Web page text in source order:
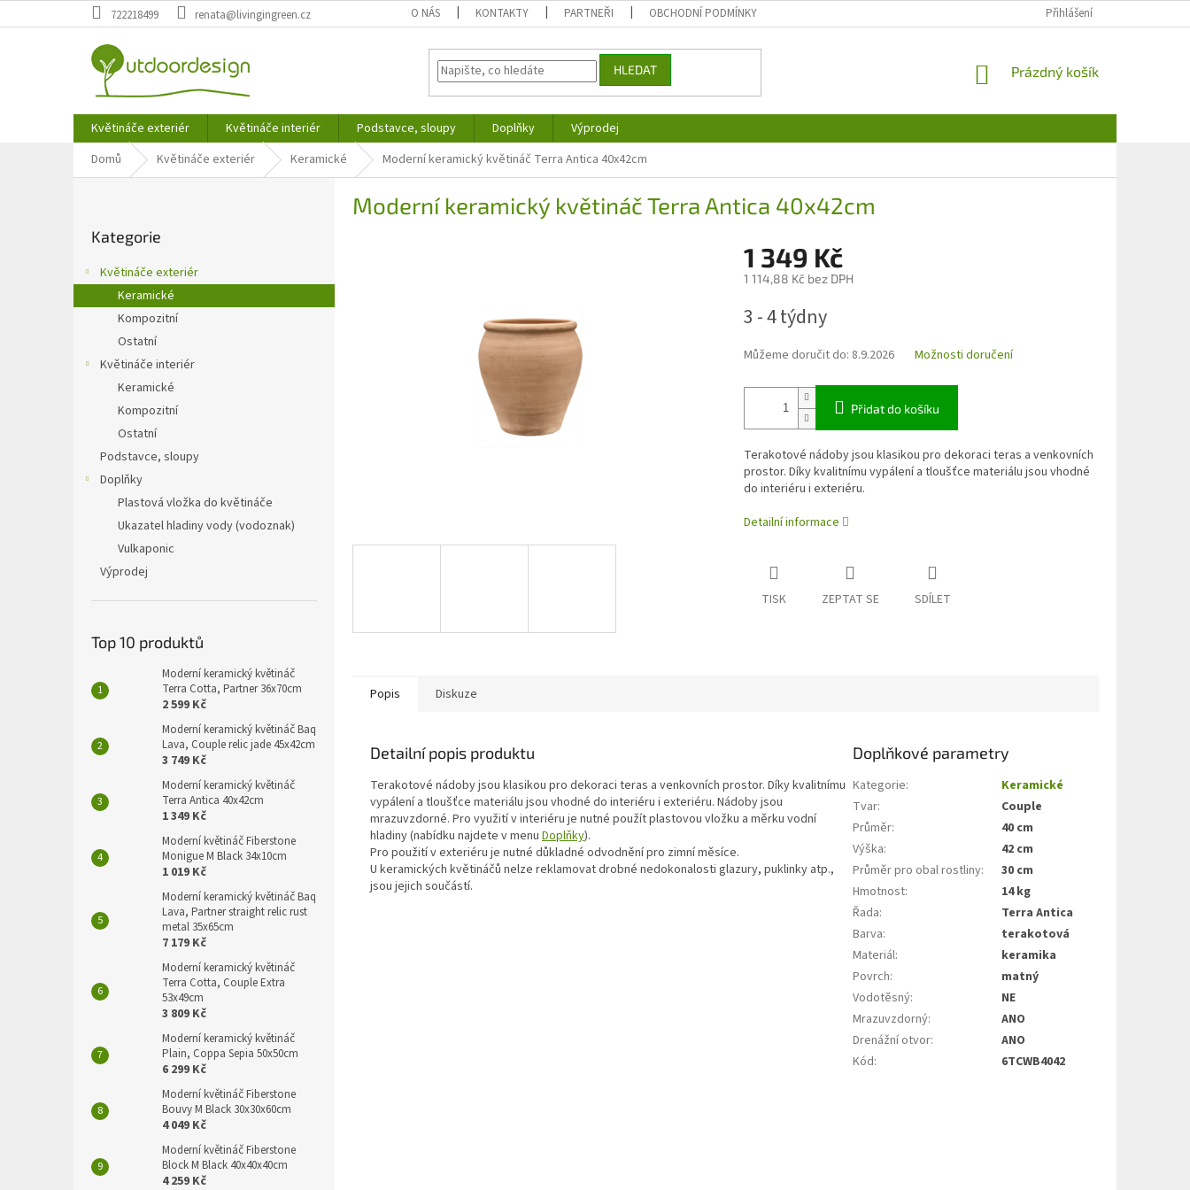
na
722218499 renata@livingingreen.cz O NÁS KONTAKTY PARTNEŘI OBCHODNÍ PODMÍNKY Přihlášení
HLEDAT
NÁKUPNÍ
Prázdný košík
Květináče exteriér Květináče interiér Podstavce, sloupy Doplňky
Výprodej
Domů
Květináče exteriér Keramické Moderní keramický květináč Terra Antica 40x42cm
a
n
kategorie
Kategorie
Květináče exteriér
Keramické
Kompozitní
Ostatní
Květináče interiér
Keramické
Kompozitní
Ostatní
Podstavce, sloupy
Doplňky
Plastová vložka do květináče
Ukazatel hladiny vody (vodoznak)
Vulkaponic
Výprodej
Top 10 produktů
Moderní keramický květináč
Terra Cotta, Partner 36x70cm
2 599 Kč
Moderní keramický květináč Baq
Lava, Couple relic jade 45x42cm
3 749 Kč
Moderní keramický květináč
Terra Antica 40x42cm
1 349 Kč
Moderní květináč Fiberstone
Monigue M Black 34x10cm
1 019 Kč
Moderní keramický květináč Baq
Lava, Partner straight relic rust
metal 35x65cm
7 179 Kč
Moderní keramický květináč
Terra Cotta, Couple Extra
53x49cm
3 809 Kč
Moderní keramický květináč
Plain, Coppa Sepia 50x50cm
6 299 Kč
Moderní květináč Fiberstone
Bouvy M Black 30x30x60cm
4 049 Kč
Moderní květináč Fiberstone
Block M Black 40x40x40cm
4 259 Kč
Moderní keramický květináč Terra Antica 40x42cm
1 349 Kč
1 114,88 Kč bez DPH
cena:
3 - 4 týdny
Můžeme doručit do: 8.9.2026 Možnosti doručení
Přidat do košíku
Terakotové nádoby jsou klasikou pro dekoraci teras a venkovních
prostor. Díky kvalitnímu vypálení a tloušťce materiálu jsou vhodné
do interiéru i exteriéru.
Detailní informace
TISK ZEPTAT SE SDÍLET
Popis Diskuze
Detailní popis produktu
Terakotové nádoby jsou klasikou pro dekoraci teras a venkovních prostor. Díky kvalitnímu
vypálení a tloušťce materiálu jsou vhodné do interiéru i exteriéru. Nádoby jsou
mrazuvzdorné. Pro využití v interiéru je nutné použít plastovou vložku a měrku vodní
hladiny (nabídku najdete v menu Doplňky).
Pro použití v exteriéru je nutné důkladné odvodnění pro zimní měsíce.
U keramických květináčů nelze reklamovat drobné nedokonalosti glazury, puklinky atp.,
jsou jejich součástí.
Doplňkové parametry
Kategorie:
Keramické
Tvar:
Couple
Průměr:
40 cm
Výška:
42 cm
Průměr pro obal rostliny:
30 cm
Hmotnost:
14 kg
Řada:
Terra Antica
Barva:
terakotová
Materiál:
keramika
Povrch:
matný
Vodotěsný:
NE
Mrazuvzdorný:
ANO
Drenážní otvor:
ANO
Kód: 6TCWB4042